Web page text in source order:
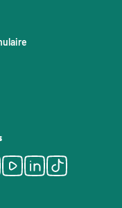
Youtube
LinkedIn
Tiktok